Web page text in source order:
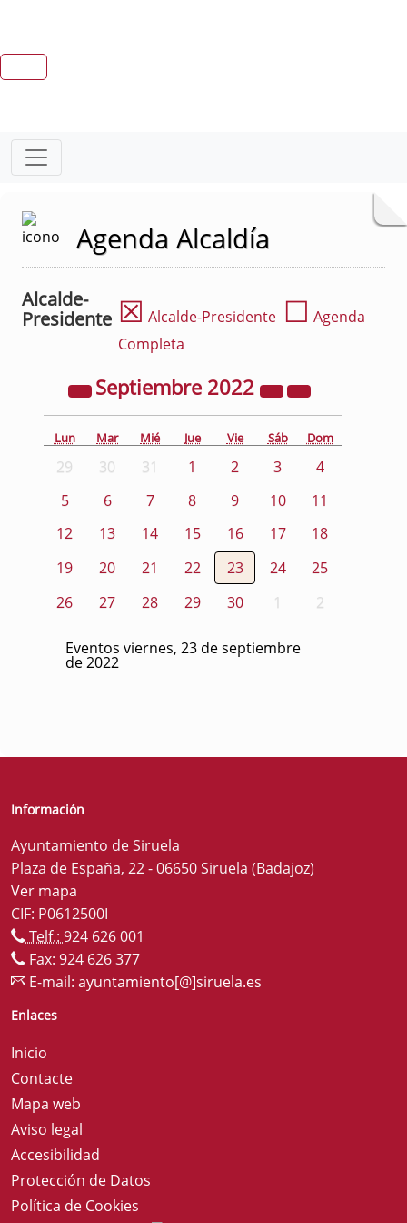
Agenda Alcaldía
Alcalde-
Presidente ☒ Alcalde-Presidente ☐ Agenda
Completa
Septiembre 2022
Lun Mar Mié Jue Vie Sáb Dom
29 30 31 1 2 3
4
5
6 7 8 9 10
11
12
13 14 15 16 17
18
19
20 21 22 23 24
25
26
27 28 29 30 1 2
Eventos viernes, 23 de septiembre
de 2022
Información
Ayuntamiento de Siruela
Plaza de España, 22 - 06650 Siruela (Badajoz)
Ver mapa
CIF: P0612500I
Telf.: 924 626 001
Fax: 924 626 377
E-mail: ayuntamiento[@]siruela.es
Enlaces
Inicio
Contacte
Mapa web
Aviso legal
Accesibilidad
Protección de Datos
Política de Cookies